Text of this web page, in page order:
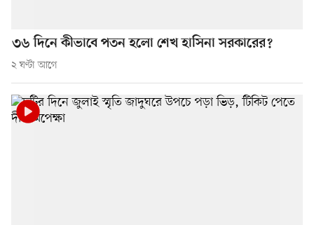
৩৬ দিনে কীভাবে পতন হলো শেখ হাসিনা সরকারের?
২ ঘণ্টা আগে